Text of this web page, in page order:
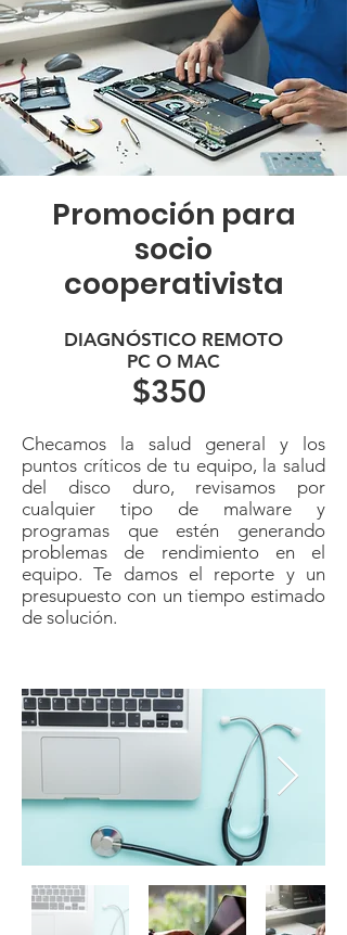
Promoción para
socio
cooperativista
DIAGNÓSTICO REMOTO
PC O MAC
$350
Checamos la salud general y los
puntos críticos de tu equipo, la salud
del disco duro, revisamos por
cualquier tipo de malware y
programas que estén generando
problemas de rendimiento en el
equipo. Te damos el reporte y un
presupuesto con un tiempo estimado
de solución.